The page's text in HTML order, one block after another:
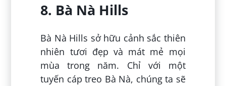
8. Bà Nà Hills
Bà Nà Hills sở hữu cảnh sắc thiên
nhiên tươi đẹp và mát mẻ mọi
mùa trong năm. Chỉ với một
tuyến cáp treo Bà Nà, chúng ta sẽ